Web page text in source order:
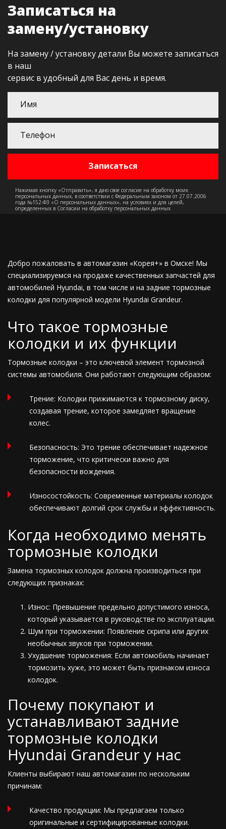
Записаться на
замену/установку
На замену / установку детали Вы можете записаться
в наш
сервис в удобный для Вас день и время.
Нажимая кнопку «Отправить», я даю свое согласие на обработку моих
персональных данных, в соответствии с Федеральным законом от 27.07.2006
года №152-ФЗ «О персональных данных», на условиях и для целей,
определенных в Согласии на обработку персональных данных
Добро пожаловать в автомагазин «Корея+» в Омске! Мы
специализируемся на продаже качественных запчастей для
автомобилей Hyundai, в том числе и на задние тормозные
колодки для популярной модели Hyundai Grandeur.
Что такое тормозные
колодки и их функции
Тормозные колодки – это ключевой элемент тормозной
системы автомобиля. Они работают следующим образом:
Трение: Колодки прижимаются к тормозному диску,
создавая трение, которое замедляет вращение
колес.
Безопасность: Это трение обеспечивает надежное
торможение, что критически важно для
безопасности вождения.
Износостойкость: Современные материалы колодок
обеспечивают долгий срок службы и эффективность.
Когда необходимо менять
тормозные колодки
Замена тормозных колодок должна производиться при
следующих признаках:
Износ: Превышение предельно допустимого износа,
который указывается в руководстве по эксплуатации.
Шум при торможении: Появление скрипа или других
необычных звуков при торможении.
Ухудшение торможения: Если автомобиль начинает
тормозить хуже, это может быть признаком износа
колодок.
Почему покупают и
устанавливают задние
тормозные колодки
Hyundai Grandeur у нас
Клиенты выбирают наш автомагазин по нескольким
причинам:
Качество продукции: Мы предлагаем только
оригинальные и сертифицированные колодки.